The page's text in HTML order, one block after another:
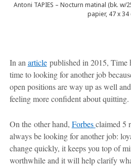
Antoni TAPIES – Nocturn matinal (bk. w/
papier, 47 x 34
In anarticlepublished in 2015, Time
time to looking for another job
open positions are way up as well
feeling more confident about quitting.
On the other hand, Forbesclaimed 5
always be looking for another job:
change quickly, it keeps you top of
worthwhile and it will help clarify